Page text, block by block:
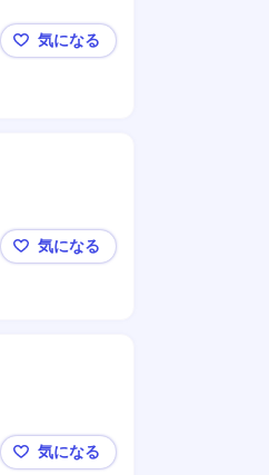
【伊豆市修善寺/リネン工
気になる
【東京】品質管理／本社
気になる
【化粧品・商品企画】(株
気になる